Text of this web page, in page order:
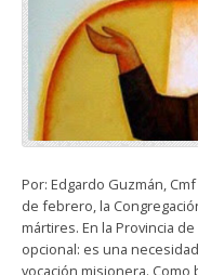
Por: Edgardo Guzmán,
de febrero, la
mártires. En la Provincia
opcional: es una